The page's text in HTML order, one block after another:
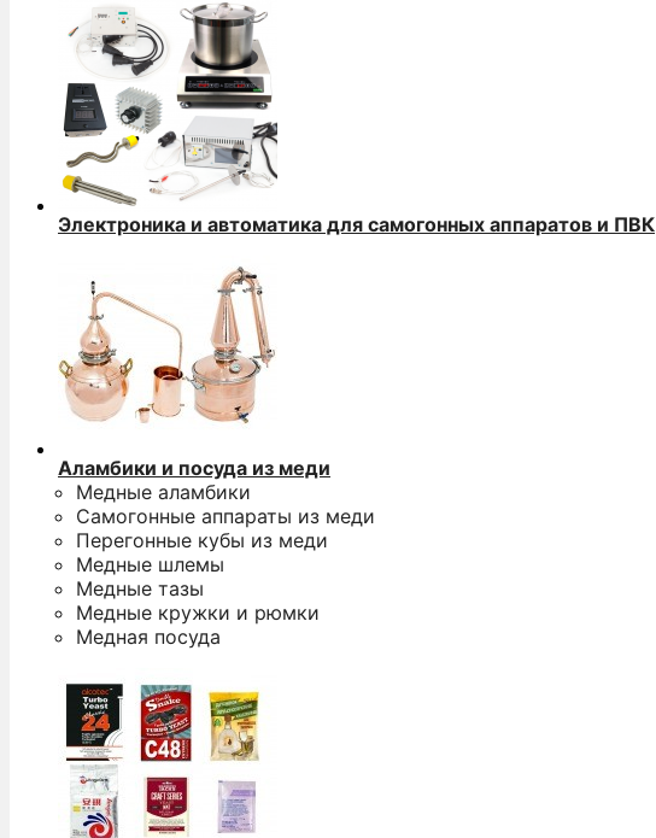
Электроника и автоматика для самогонных аппаратов и ПВК
Аламбики и посуда из меди
Медные аламбики
Самогонные аппараты из меди
Перегонные кубы из меди
Медные шлемы
Медные тазы
Медные кружки и рюмки
Медная посуда